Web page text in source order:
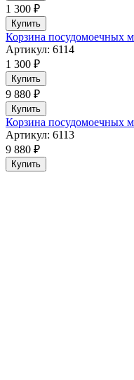
1 300 ₽
Купить
Корзина посудомоечных
Артикул: 6114
1 300 ₽
Купить
9 880 ₽
Купить
Корзина посудомоечных
Артикул: 6113
9 880 ₽
Купить